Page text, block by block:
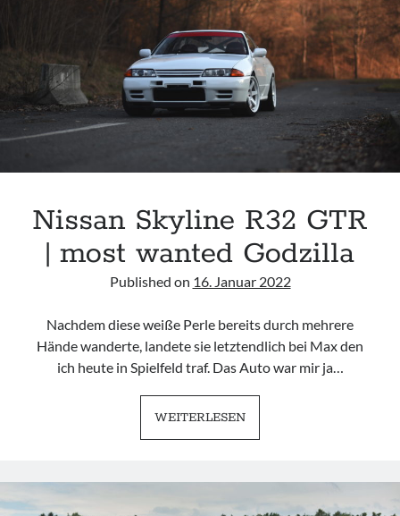
WTF
IS
UNDERSTATEMENT?
Nissan Skyline R32 GTR
| most wanted Godzilla
Published on 16. Januar 2022
Nachdem diese weiße Perle bereits durch mehrere
Hände wanderte, landete sie letztendlich bei Max den
ich heute in Spielfeld traf. Das Auto war mir ja…
WEITERLESENNISSAN
SKYLINE
GTR